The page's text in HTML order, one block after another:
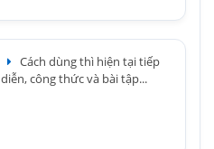
Cách dùng thì hiện tại tiếp
diễn, công thức và bài tập...